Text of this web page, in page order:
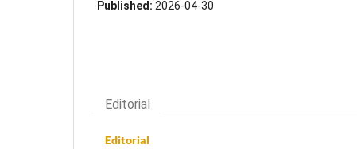
Published: 2026-04-30
Editorial
Editorial